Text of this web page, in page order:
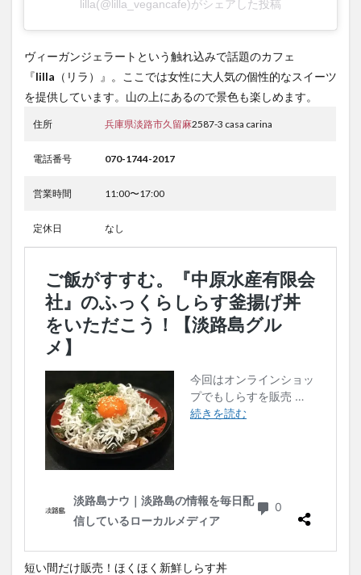
lilla(@lilla_vegancafe)がシェアした投稿
ヴィーガンジェラートという触れ込みで話題のカフェ
『lilla （リラ）』。ここでは女性に大人気の個性的なスイーツ
を提供しています。山の上にあるので景色も楽しめます。
住所 兵庫県淡路市久留麻2587-3 casa carina
電話番号 070-1744-2017
営業時間 11:00〜17:00
定休日 なし
短い間だけ販売！ほくほく新鮮しらす丼